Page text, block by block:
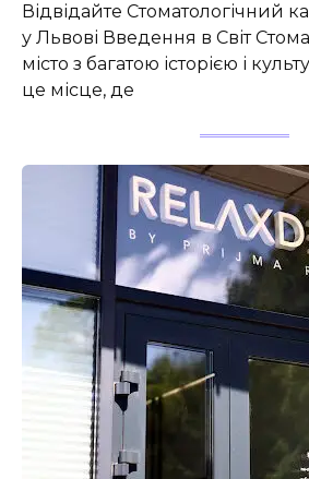
Відвідайте Стоматологічний
у Львові Введення в Світ
місто з багатою історією і
це місце, де